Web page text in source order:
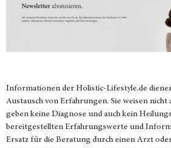
Informationen der Holistic-Lifestyle.de
Austausch von Erfahrungen. Sie weisen
geben keine Diagnose und auch kein
bereitgestellten Erfahrungswerte und
Ersatz für die Beratung durch einen Arzt